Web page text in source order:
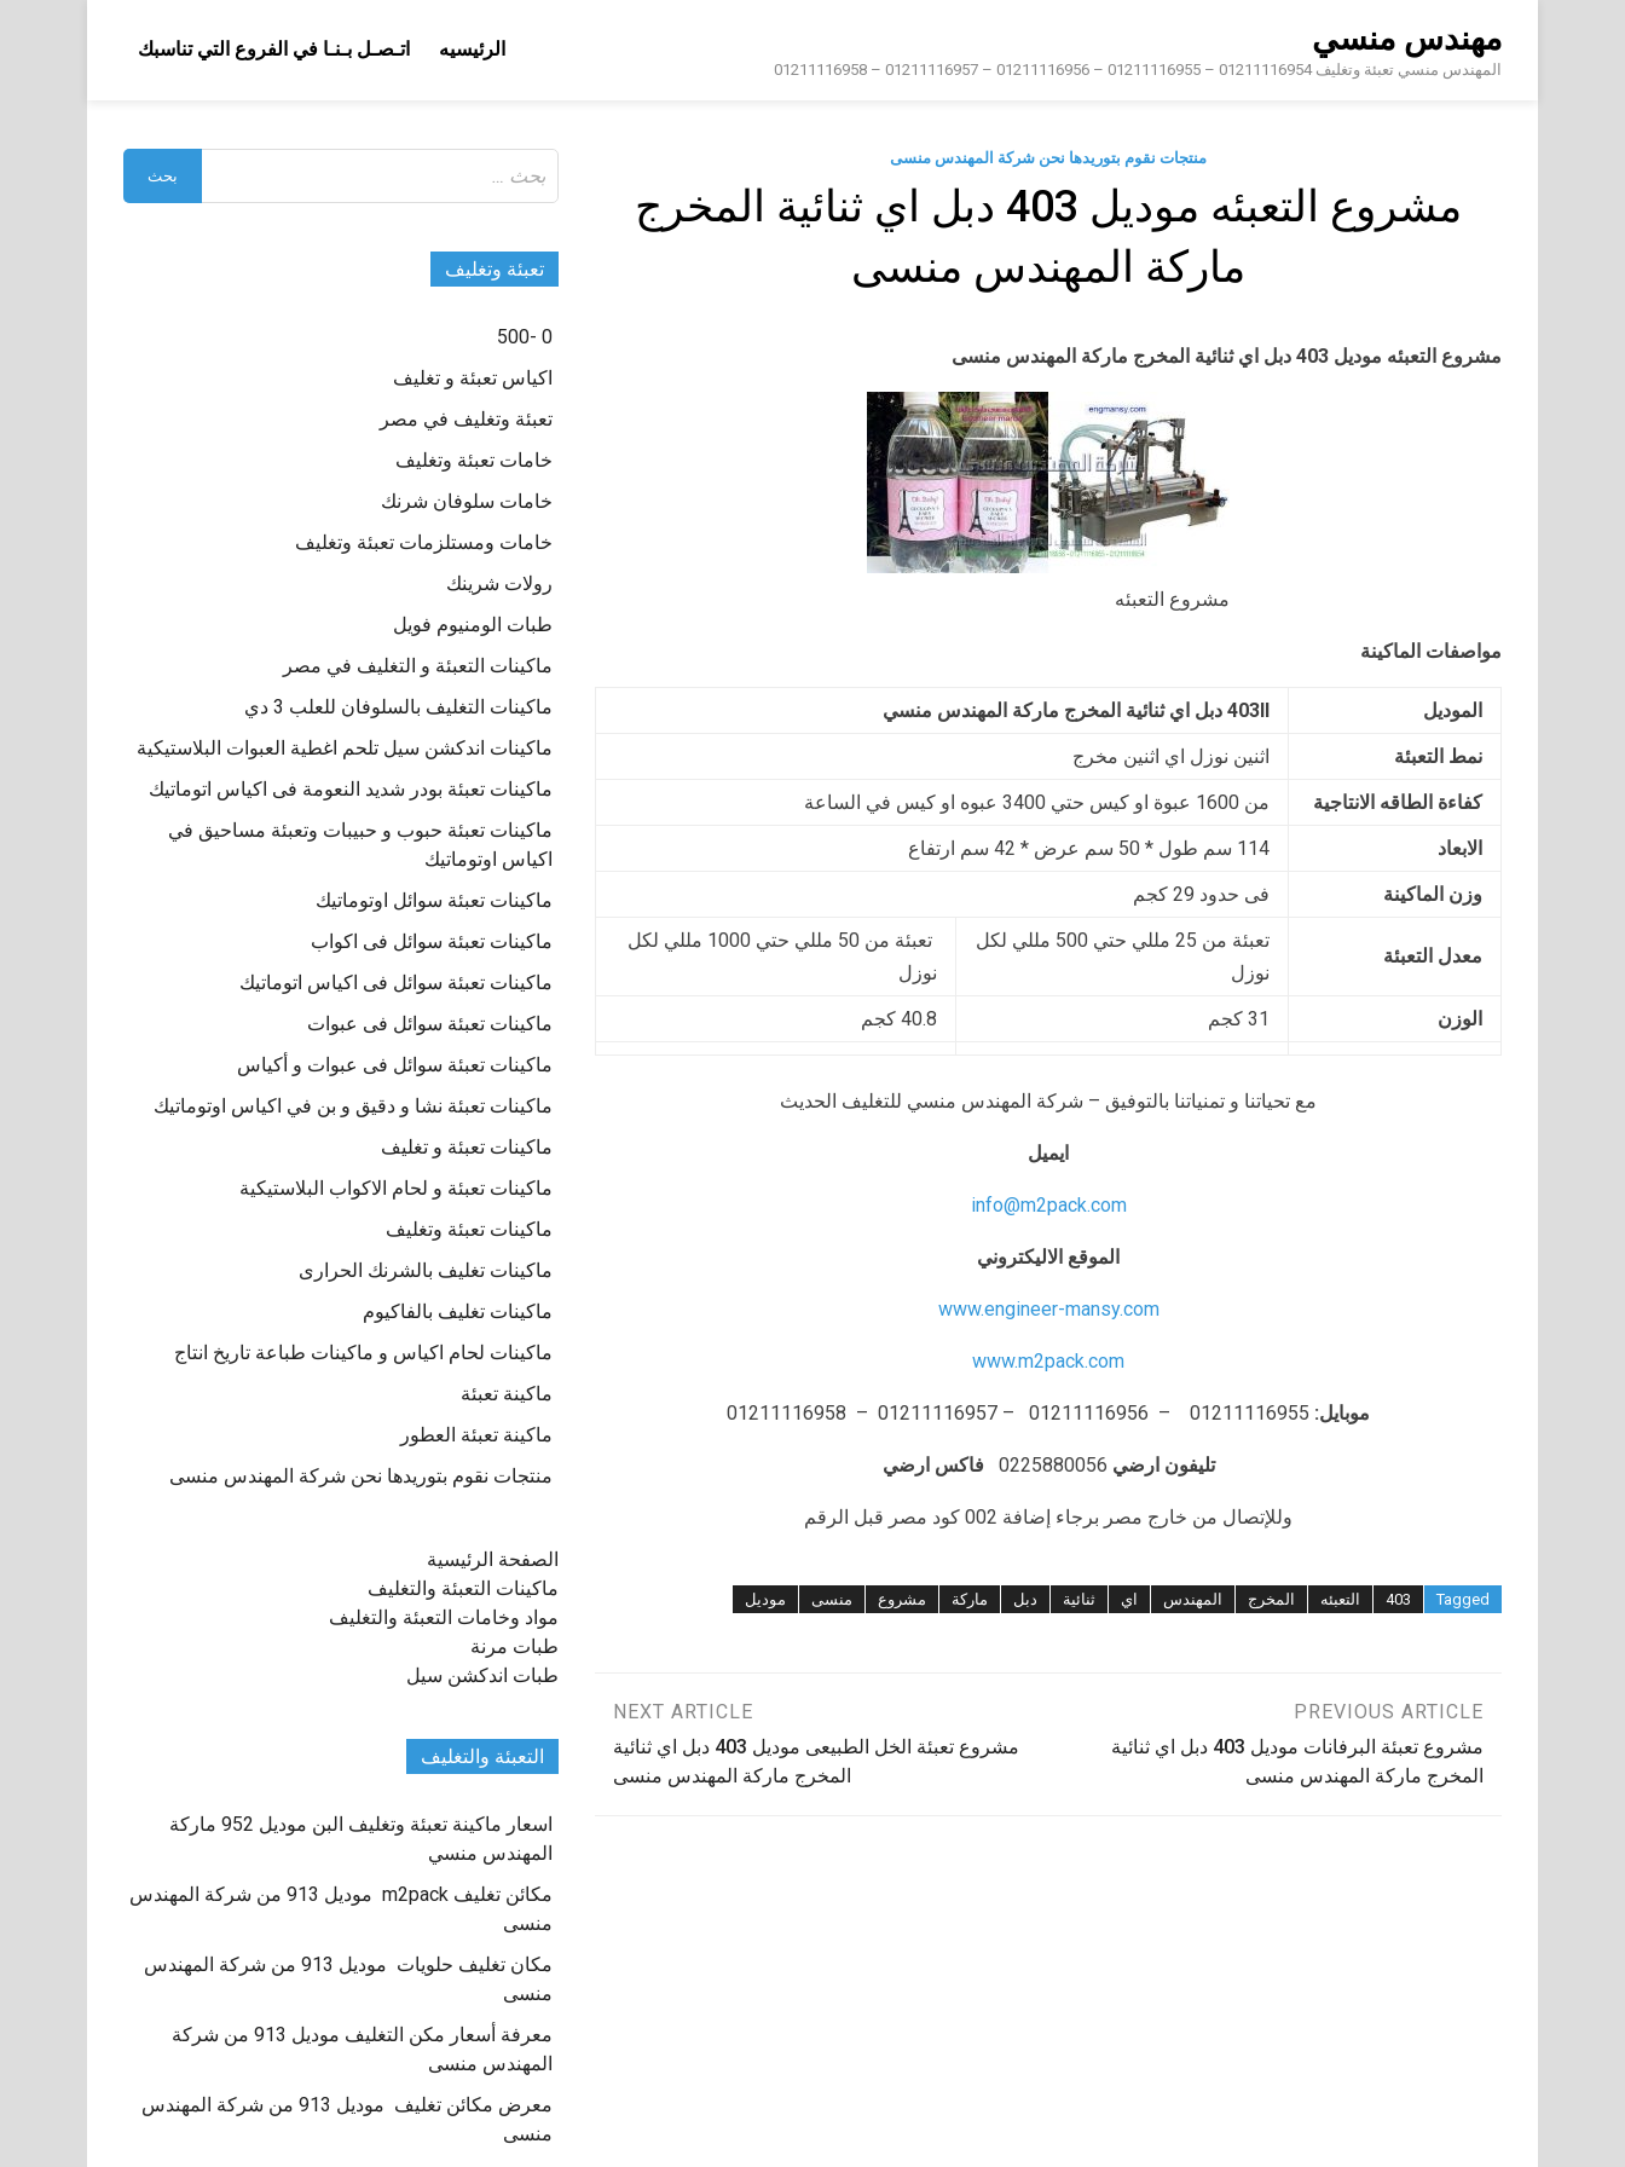
content
مهندس منسي
المهندس منسي تعبئة وتغليف 01211116954 – 01211116955 – 01211116956 – 01211116957 – 01211116958
الرئيسيه اتـصـل بـنـا في الفروع التي تناسبك
منتجات نقوم بتوريدها نحن شركة المهندس منسى
مشروع التعبئه موديل 403 دبل اي ثنائية المخرج
ماركة المهندس منسى
مشروع التعبئه موديل 403 دبل اي ثنائية المخرج ماركة المهندس منسى
مشروع التعبئه
مواصفات الماكينة
الموديل 403II دبل اي ثنائية المخرج ماركة المهندس منسي
نمط التعبئة
اثنين نوزل اي اثنين مخرج
كفاءة الطاقه الانتاجية
من 1600 عبوة او كيس حتي 3400 عبوه او كيس في الساعة
الابعاد
114 سم طول * 50 سم عرض * 42 سم ارتفاع
وزن الماكينة
فى حدود 29 كجم
معدل التعبئة
تعبئة من 25 مللي حتي 500 مللي لكل
نوزل
تعبئة من 50 مللي حتي 1000 مللي لكل
نوزل
الوزن
31 كجم 40.8 كجم
مع تحياتنا و تمنياتنا بالتوفيق – شركة المهندس منسي للتغليف الحديث
ايميل
info@m2pack.com
الموقع الاليكتروني
www.engineer-mansy.com
www.m2pack.com
موبايل: 01211116955 – 01211116956 – 01211116957 –
01211116958
تليفون ارضي 0225880056 فاكس ارضي
وللإتصال من خارج مصر برجاء إضافة 002 كود مصر قبل الرقم
Tagged
403 التعبئه المخرج المهندس اي ثنائية دبل ماركة مشروع منسى موديل
تصفّح
المقالات
PREVIOUS ARTICLE
مشروع تعبئة البرفانات موديل 403 دبل اي ثنائية
المخرج ماركة المهندس منسى
NEXT ARTICLE
مشروع تعبئة الخل الطبيعى موديل 403 دبل اي ثنائية
المخرج ماركة المهندس منسى
عن:
تعبئة وتغليف
0 -500
اكياس تعبئة و تغليف
تعبئة وتغليف في مصر
خامات تعبئة وتغليف
خامات سلوفان شرنك
خامات ومستلزمات تعبئة وتغليف
رولات شرينك
طبات الومنيوم فويل
ماكينات التعبئة و التغليف في مصر
ماكينات التغليف بالسلوفان للعلب 3 دي
ماكينات اندكشن سيل تلحم اغطية العبوات البلاستيكية
ماكينات تعبئة بودر شديد النعومة فى اكياس اتوماتيك
ماكينات تعبئة حبوب و حبيبات وتعبئة مساحيق في
اكياس اوتوماتيك
ماكينات تعبئة سوائل اوتوماتيك
ماكينات تعبئة سوائل فى اكواب
ماكينات تعبئة سوائل فى اكياس اتوماتيك
ماكينات تعبئة سوائل فى عبوات
ماكينات تعبئة سوائل فى عبوات و أكياس
ماكينات تعبئة نشا و دقيق و بن في اكياس اوتوماتيك
ماكينات تعبئة و تغليف
ماكينات تعبئة و لحام الاكواب البلاستيكية
ماكينات تعبئة وتغليف
ماكينات تغليف بالشرنك الحرارى
ماكينات تغليف بالفاكيوم
ماكينات لحام اكياس و ماكينات طباعة تاريخ انتاج
ماكينة تعبئة
ماكينة تعبئة العطور
منتجات نقوم بتوريدها نحن شركة المهندس منسى
الصفحة الرئيسية
ماكينات التعبئة والتغليف
مواد وخامات التعبئة والتغليف
طبات مرنة
طبات اندكشن سيل
التعبئة والتغليف
اسعار ماكينة تعبئة وتغليف البن موديل 952 ماركة
المهندس منسي
مكائن تغليف m2pack موديل 913 من شركة المهندس
منسى
مكان تغليف حلويات موديل 913 من شركة المهندس
منسى
معرفة أسعار مكن التغليف موديل 913 من شركة
المهندس منسى
معرض مكائن تغليف موديل 913 من شركة المهندس
منسى